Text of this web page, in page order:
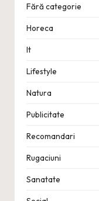
Fără categorie
Horeca
It
Lifestyle
Natura
Publicitate
Recomandari
Rugaciuni
Sanatate